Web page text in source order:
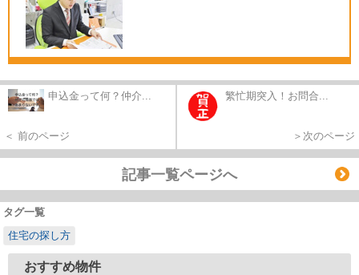
申込金って何？仲介...
＜ 前のページ
繁忙期突入！お問合...
＞次のページ
記事一覧ページへ
タグ一覧
住宅の探し方
おすすめ物件